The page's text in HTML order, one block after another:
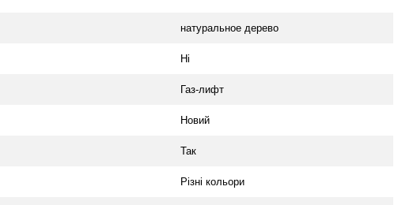
натуральное дерево
Ні
Газ-лифт
Новий
Так
Різні кольори